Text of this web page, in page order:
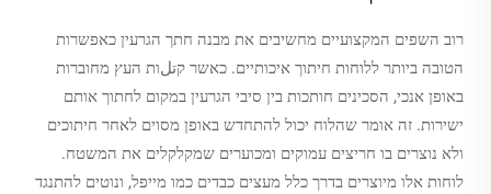
רוב השפים המקצועיים מחשיבים את מבנה חתך הגרעין כאפשרות
הטובה ביותר ללוחות חיתוך איכותיים. כאשר קتلות העץ מחוברות
באופן אנכי, הסכינים חותכות בין סיבי הגרעין במקום לחתוך אותם
ישירות. זה אומר שהלוח יכול להתחדש באופן מסוים לאחר חיתוכים
ולא נוצרים בו חריצים עמוקים ומכוערים שמקלקלים את המשטח.
לוחות אלו מיוצרים בדרך כלל מעצים כבדים כמו מייפל, ונוטים להתנגד